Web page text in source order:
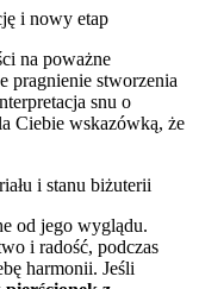
i nowy etap
na poważne
pragnienie stworzenia
snu o
Ciebie wskazówką, że
i stanu biżuterii
od jego wyglądu.
i radość, podczas
harmonii. Jeśli